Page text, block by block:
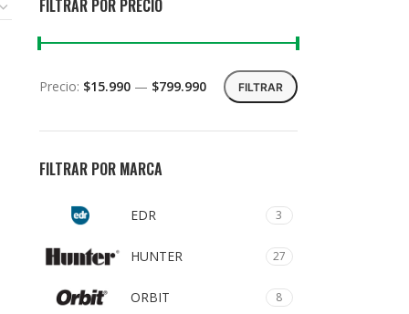
FILTRAR POR PRECIO
FILTRAR
Precio: $15.990— $799.990
FILTRAR POR MARCA
EDR 3
HUNTER 27
ORBIT 8